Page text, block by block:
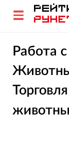
Работа